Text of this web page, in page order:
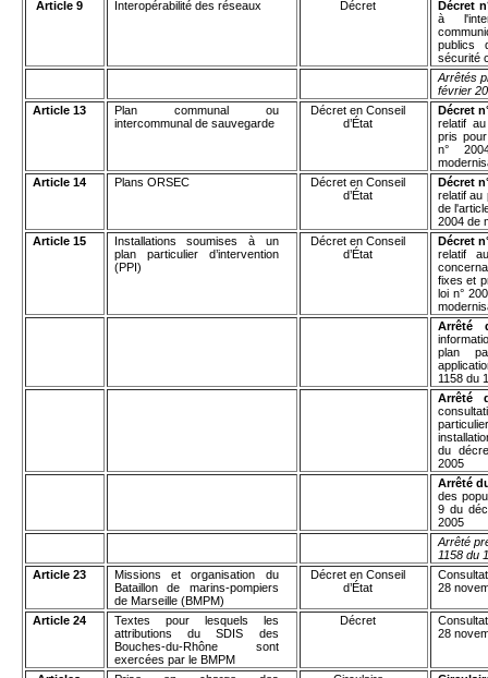
Article 9 Interopérabilité des réseaux Décret
Décret
à
publics
sécurité
Arrêtés
février
Article 13
Plan communal ou
intercommunal de sauvegarde
Décret en Conseil
d’État
Décret
relatif
pris
n°
Article 14
Plans ORSEC
Décret en Conseil
d’État
Décret
relatif au
de
2004 de
Article 15
Installations soumises à un
plan particulier d’intervention
(PPI)
Décret en Conseil
d’État
Décret
relatif
fixes et
loi n°
Arrêté
plan
1158 du
Arrêté
du
2005
Arrêté
des
9 du
2005
Arrêté
1158 du
Article 23
Missions et organisation du
Bataillon de marins-pompiers
de Marseille (BMPM)
Décret en Conseil
d’État
28
Article 24
Textes pour lesquels les
attributions du SDIS des
Bouches-du-Rhône sont
exercées par le BMPM
Décret
28